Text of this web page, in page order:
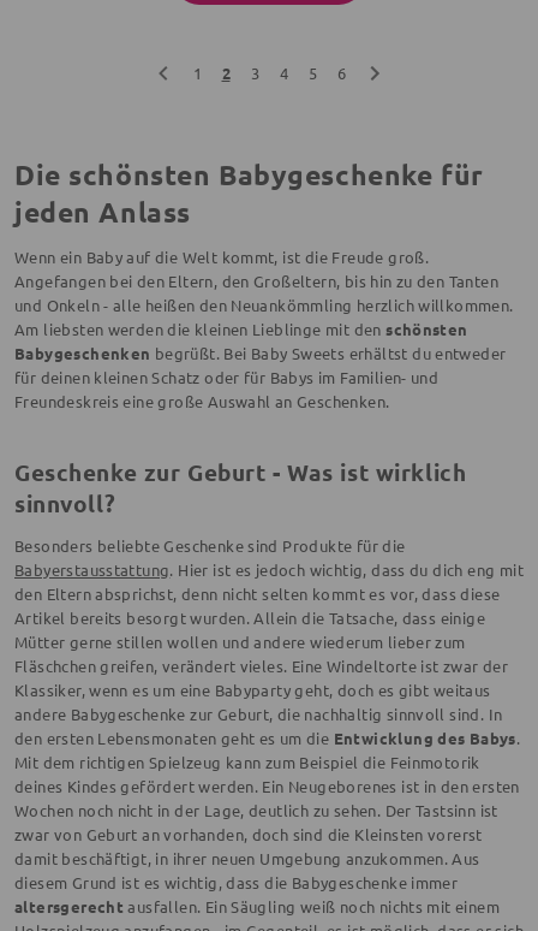
1 2 3 4 5 6
Die schönsten Babygeschenke für
jeden Anlass
Wenn ein Baby auf die Welt kommt, ist die Freude groß.
Angefangen bei den Eltern, den Großeltern, bis hin zu den Tanten
und Onkeln - alle heißen den Neuankömmling herzlich willkommen.
Am liebsten werden die kleinen Lieblinge mit denschönsten
Babygeschenken begrüßt. Bei Baby Sweets erhältst du entweder
für deinen kleinen Schatz oder für Babys im Familien- und
Freundeskreis eine große Auswahl an Geschenken.
Geschenke zur Geburt - Was ist wirklich
sinnvoll?
Besonders beliebte Geschenke sind Produkte für die
Babyerstausstattung. Hier ist es jedoch wichtig, dass du dich eng mit
den Eltern absprichst, denn nicht selten kommt es vor, dass diese
Artikel bereits besorgt wurden. Allein die Tatsache, dass einige
Mütter gerne stillen wollen und andere wiederum lieber zum
Fläschchen greifen, verändert vieles. Eine Windeltorte ist zwar der
Klassiker, wenn es um eine Babyparty geht, doch es gibt weitaus
andere Babygeschenke zur Geburt, die nachhaltig sinnvoll sind. In
den ersten Lebensmonaten geht es um die Entwicklung des Babys.
Mit dem richtigen Spielzeug kann zum Beispiel die Feinmotorik
deines Kindes gefördert werden. Ein Neugeborenes ist in den ersten
Wochen noch nicht in der Lage, deutlich zu sehen. Der Tastsinn ist
zwar von Geburt an vorhanden, doch sind die Kleinsten vorerst
damit beschäftigt, in ihrer neuen Umgebung anzukommen. Aus
diesem Grund ist es wichtig, dass die Babygeschenke immer
altersgerecht ausfallen. Ein Säugling weiß noch nichts mit einem